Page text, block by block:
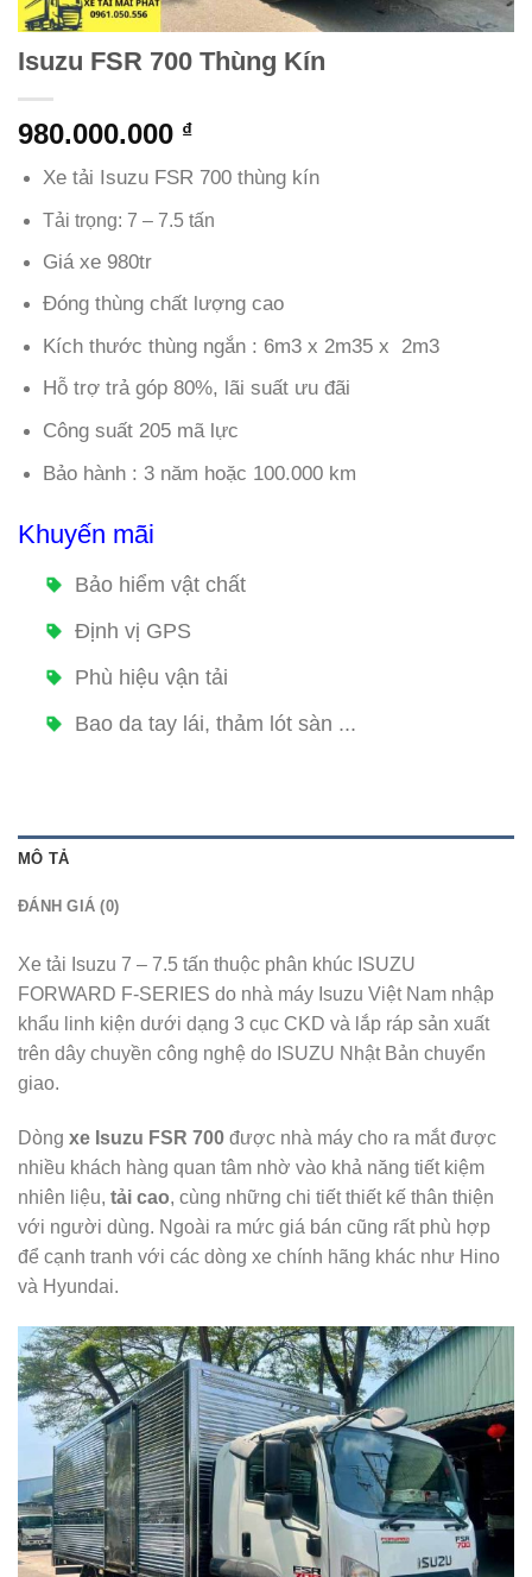
Isuzu FSR 700 Thùng Kín
980.000.000 ₫
Xe tải Isuzu FSR 700 thùng kín
Tải trọng: 7 – 7.5 tấn
Giá xe 980tr
Đóng thùng chất lượng cao
Kích thước thùng ngắn : 6m3 x 2m35 x 2m3
Hỗ trợ trả góp 80%, lãi suất ưu đãi
Công suất 205 mã lực
Bảo hành : 3 năm hoặc 100.000 km
Khuyến mãi
Bảo hiểm vật chất
Định vị GPS
Phù hiệu vận tải
Bao da tay lái, thảm lót sàn ...
MÔ TẢ
ĐÁNH GIÁ (0)
Xe tải Isuzu 7 – 7.5 tấn thuộc phân khúc ISUZU
FORWARD F-SERIES do nhà máy Isuzu Việt Nam nhập
khẩu linh kiện dưới dạng 3 cục CKD và lắp ráp sản xuất
trên dây chuyền công nghệ do ISUZU Nhật Bản chuyển
giao.
Dòng xe Isuzu FSR 700 được nhà máy cho ra mắt được
nhiều khách hàng quan tâm nhờ vào khả năng tiết kiệm
nhiên liệu, tải cao, cùng những chi tiết thiết kế thân thiện
với người dùng. Ngoài ra mức giá bán cũng rất phù hợp
để cạnh tranh với các dòng xe chính hãng khác như Hino
và Hyundai.